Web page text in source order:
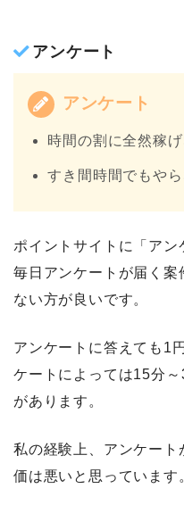
アンケート
アンケート
時間の割に全然稼
すき間時間でもや
ポイントサイトに「アン
毎日アンケートが届く案
ない方が良いです。
アンケートに答えても1
ケートによっては15分
があります。
私の経験上、アンケー
価は悪いと思っています